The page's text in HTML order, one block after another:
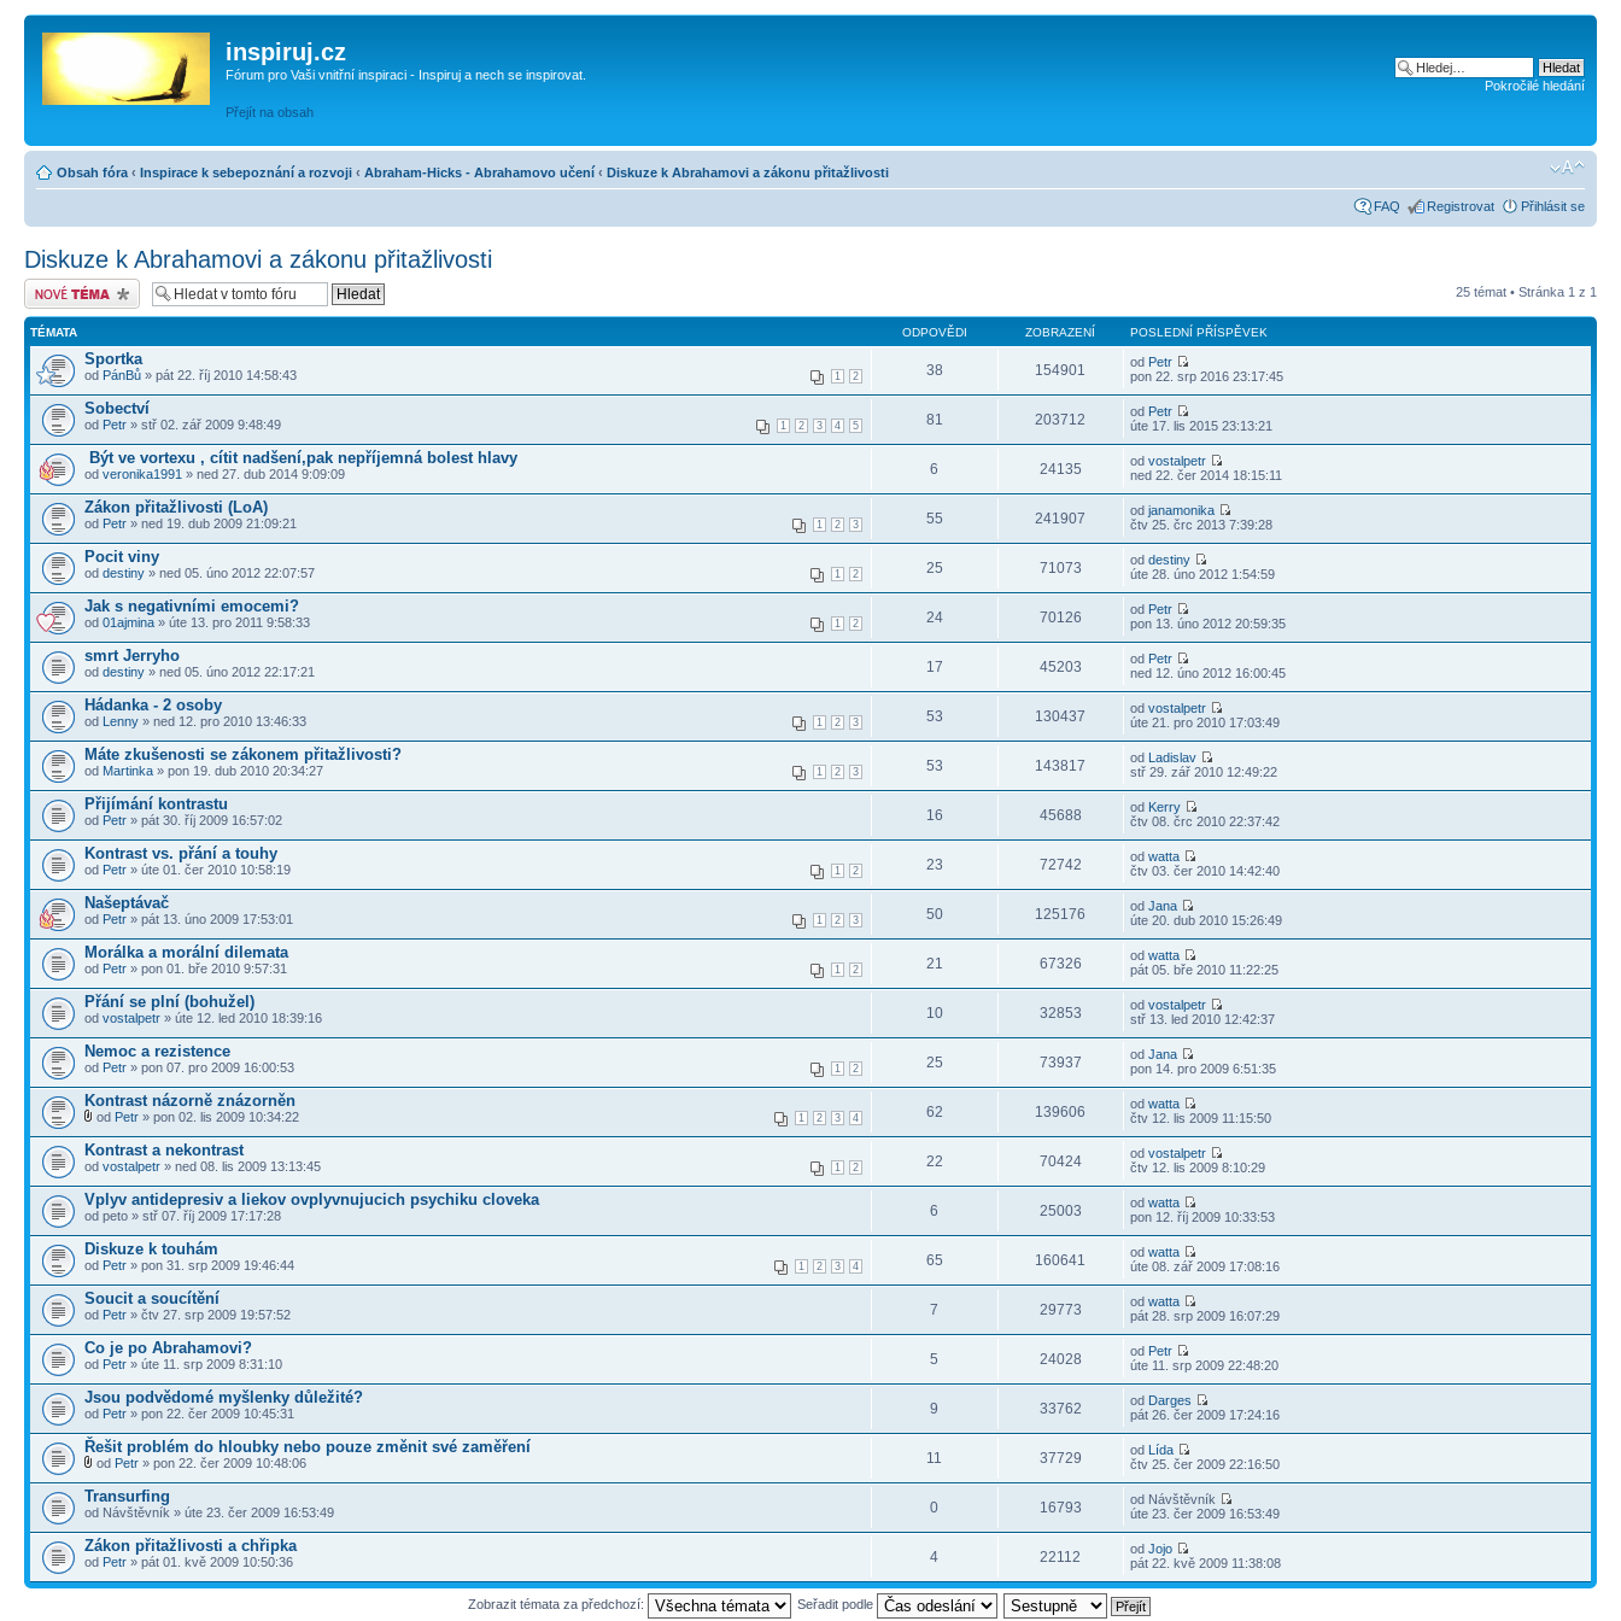
inspiruj.cz
Fórum pro Vaši vnitřní inspiraci - Inspiruj a nech se inspirovat.
Přejít na obsah
Pokročilé hledání
Obsah fóra ‹ Inspirace k sebepoznání a rozvoji ‹ Abraham-Hicks - Abrahamovo učení ‹ Diskuze k Abrahamovi a zákonu přitažlivosti
FAQ Registrovat Přihlásit se
Diskuze k Abrahamovi a zákonu přitažlivosti
Odeslat nové téma 25 témat • Stránka 1 z 1
TÉMATA ODPOVĚDI ZOBRAZENÍ POSLEDNÍ PŘÍSPĚVEK
Sportka
1 2
od PánBů » pát 22. říj 2010 14:58:43 38 154901 od Petr
pon 22. srp 2016 23:17:45
Sobectví
1 2 3 4 5
od Petr » stř 02. zář 2009 9:48:49 81 203712 od Petr
úte 17. lis 2015 23:13:21
Být ve vortexu , cítit nadšení,pak nepříjemná bolest hlavy
od veronika1991 » ned 27. dub 2014 9:09:09 6 24135 odvostalpetr
ned 22. čer 2014 18:15:11
Zákon přitažlivosti (LoA)
1 2 3
od Petr » ned 19. dub 2009 21:09:21 55 241907 odjanamonika
čtv 25. črc 2013 7:39:28
Pocit viny
1 2
od destiny » ned 05. úno 2012 22:07:57 25 71073 oddestiny
úte 28. úno 2012 1:54:59
Jak s negativními emocemi?
1 2
od 01ajmina » úte 13. pro 2011 9:58:33 24 70126 od Petr
pon 13. úno 2012 20:59:35
smrt Jerryho
od destiny » ned 05. úno 2012 22:17:21 17 45203 od Petr
ned 12. úno 2012 16:00:45
Hádanka - 2 osoby
1 2 3
od Lenny » ned 12. pro 2010 13:46:33 53 130437 odvostalpetr
úte 21. pro 2010 17:03:49
Máte zkušenosti se zákonem přitažlivosti?
1 2 3
od Martinka » pon 19. dub 2010 20:34:27 53 143817 od Ladislav
stř 29. zář 2010 12:49:22
Přijímání kontrastu
od Petr » pát 30. říj 2009 16:57:02 16 45688 od Kerry
čtv 08. črc 2010 22:37:42
Kontrast vs. přání a touhy
1 2
od Petr » úte 01. čer 2010 10:58:19 23 72742 odwatta
čtv 03. čer 2010 14:42:40
Našeptávač
1 2 3
od Petr » pát 13. úno 2009 17:53:01 50 125176 odJana
úte 20. dub 2010 15:26:49
Morálka a morální dilemata
1 2
od Petr » pon 01. bře 2010 9:57:31 21 67326 odwatta
pát 05. bře 2010 11:22:25
Přání se plní (bohužel)
od vostalpetr » úte 12. led 2010 18:39:16 10 32853 odvostalpetr
stř 13. led 2010 12:42:37
Nemoc a rezistence
1 2
od Petr » pon 07. pro 2009 16:00:53 25 73937 odJana
pon 14. pro 2009 6:51:35
Kontrast názorně znázorněn
1 2 3 4
od Petr » pon 02. lis 2009 10:34:22 62 139606 odwatta
čtv 12. lis 2009 11:15:50
Kontrast a nekontrast
1 2
od vostalpetr » ned 08. lis 2009 13:13:45 22 70424 odvostalpetr
čtv 12. lis 2009 8:10:29
Vplyv antidepresiv a liekov ovplyvnujucich psychiku cloveka
od peto » stř 07. říj 2009 17:17:28 6 25003 odwatta
pon 12. říj 2009 10:33:53
Diskuze k touhám
1 2 3 4
od Petr » pon 31. srp 2009 19:46:44 65 160641 odwatta
úte 08. zář 2009 17:08:16
Soucit a soucítění
od Petr » čtv 27. srp 2009 19:57:52 7 29773 odwatta
pát 28. srp 2009 16:07:29
Co je po Abrahamovi?
od Petr » úte 11. srp 2009 8:31:10 5 24028 od Petr
úte 11. srp 2009 22:48:20
Jsou podvědomé myšlenky důležité?
od Petr » pon 22. čer 2009 10:45:31 9 33762 od Darges
pát 26. čer 2009 17:24:16
Řešit problém do hloubky nebo pouze změnit své zaměření
od Petr » pon 22. čer 2009 10:48:06 11 37729 od Lída
čtv 25. čer 2009 22:16:50
Transurfing
od Návštěvník » úte 23. čer 2009 16:53:49 0 16793
od Návštěvník
úte 23. čer 2009 16:53:49
Zákon přitažlivosti a chřipka
od Petr » pát 01. kvě 2009 10:50:36 4 22112 odJojo
pát 22. kvě 2009 11:38:08
Zobrazit témata za předchozí: Seřadit podle